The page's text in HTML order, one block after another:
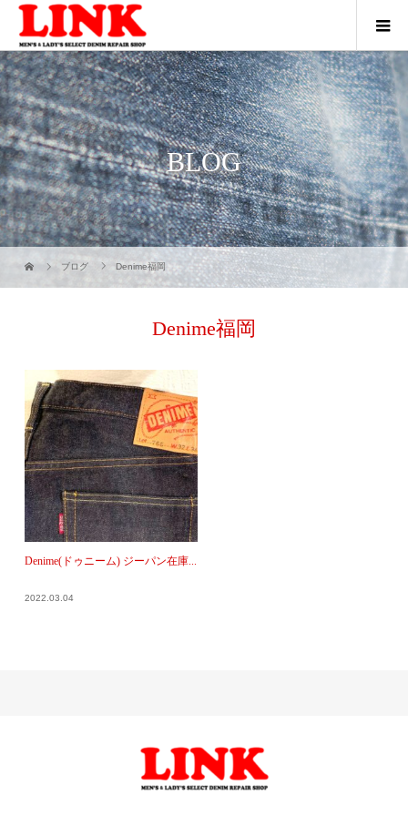
BLOG
ブログ Denime福岡
Denime福岡
Denime(ドゥニーム) ジーパン在庫...
2022.03.04